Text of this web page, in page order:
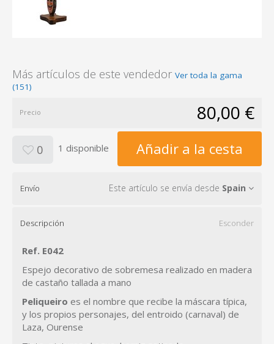
Más artículos de este vendedor Ver toda la gama
(151)
Precio 80,00 €
0 1 disponible Añadir a la cesta
Envío Este artículo se envía desde Spain
Descripción Esconder
Ref. E042
Espejo decorativo de sobremesa realizado en madera
de castaño tallada a mano
Peliqueiro es el nombre que recibe la máscara típica,
y los propios personajes, del entroido (carnaval) de
Laza, Ourense